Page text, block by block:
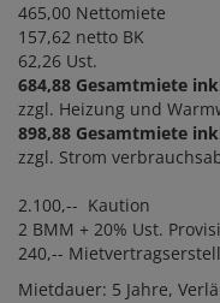
465,00 Nettomiete
157,62 netto BK
62,26 Ust.
684,88 Gesamtmiete
zzgl. Heizung und
898,88 Gesamtmiete
zzgl. Strom
2.100,-- Kaution
2 BMM + 20% Ust.
240,--
Mietdauer: 5 Jahre,